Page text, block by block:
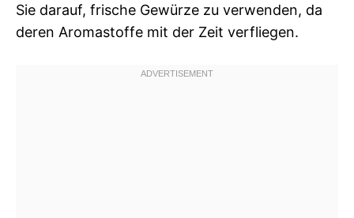
Sie darauf, frische Gewürze zu verwenden, da
deren Aromastoffe mit der Zeit verfliegen.